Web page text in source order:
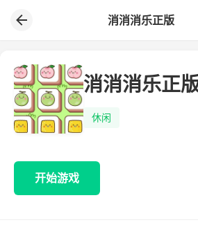
消消消乐正版
消消消乐正
休闲
开始游戏